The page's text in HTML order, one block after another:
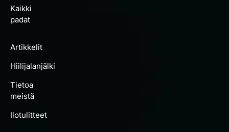
Kaikki
padat
Artikkelit
Hiilijalanjälki
Tietoa
meistä
Ilotulitteet